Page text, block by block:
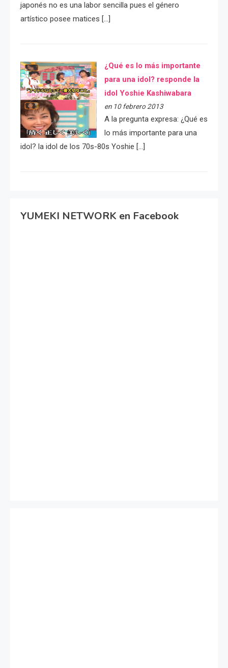
japonés no es una labor sencilla pues el género
artístico posee matices […]
¿Qué es lo más importante
para una idol? responde la
idol Yoshie Kashiwabara
en 10 febrero 2013
A la pregunta expresa: ¿Qué es
lo más importante para una
idol? la idol de los 70s-80s Yoshie […]
YUMEKI NETWORK en Facebook